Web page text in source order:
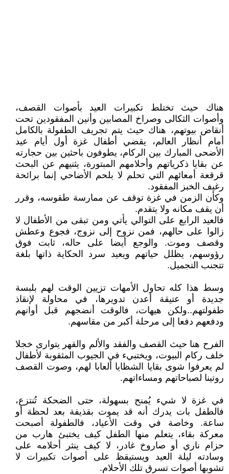
هناك حيث تختلط تكبيرات العيد بأصوات القصف،
وأصوات الثكالى وصراخ المصابين وأنين المفقودين تحت
أنقاض بيوتهم، هناك حيث يتم تجريف الطفولة بالكامل
أمام أنظار العالم، يقضي أطفال غزة أول أيام عيد
الأضحى المبارك بين الركام، يطوفون باحثين بين حجارته
عن بقايا ذكرياتهم وأحلامهم المبتورة، يثنيهم عن البحث
قرقعة أمعائهم التي تحلم لا بلحم الأضاحي إنما برائحة
رغيف الخبز المفقود.
وكأن الزمن في غزة توقف عن ممارسة طقوسه، وقرر
أن يقف مكانه ولا يتقدم.
فالعيد الرابع على التوالي يأتي ومن تبقى من الأطفال لا
زالوا على حالهم، فمن نزوح إلى نزوج، فجوع وعطش
وقصف وموت. والوجع أيضا على حاله، ثابت فوق
رؤوسهم، يظلل حياتهم ويعيد سرد الحكاية ذاتها بلغة
تتجنب التجميل.
وسط هذا كله تحاول الأمهات تزيين الوقت لهم بلبسة
جديدة أو عتيقة أعدن تدويرها، في محاولة لإنقاذ
طفولتهم..ولكن هيهات، فالوقت أنضجهم قبل أوانهم
ودفعهم دفعا إلى مرحلة أكبر من مقاسهم.
الفرح هنا حيث القصف والفقد والألم والقهر يتوارى خجلا
خلف ركام البيوت، ويختبيء في الجيوب المثقوبة لأطفال
لم يعرفوا شوى بقايا الشظايا ألعابا لهم، وصوت القصف
روتينا لصباحاتهم ومساءاتهم.
في غزة لا شيء يُمنح بسهولة، حتى الضحكة تُنتزع،
فالطفل بات يدرك أنه قد يموت بقذيفة بعد لحظة أو
ساعة. وخاصة في وقت الأعياد، فالطفولة أصبحت
معركة بقاء، يتعلم منها الطفل كيف يختبئ هارب من
حزام ناري أو صاروخ غادر، لا كيف ينثر أحلامه على
وسادته ليلة العيد ويستيقظ على أصوات تكبيرات لا
تشوبها أصوات تسرق تلك الأحلام.